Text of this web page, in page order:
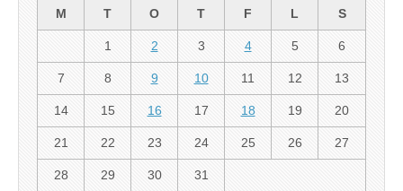
M
T O T F L S
1 2 3 4 5 6
7 8 9 10 11 12 13
14 15 16 17 18 19 20
21 22 23 24 25 26 27
28 29 30
31